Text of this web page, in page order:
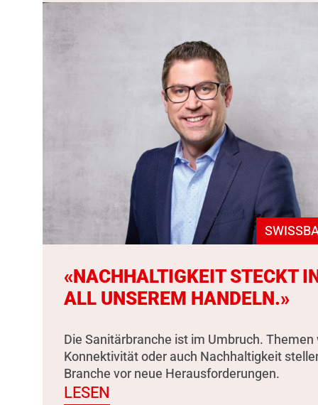
«NACHHALTIGKEIT STECKT
ALL UNSEREM HANDELN.»
Die Sanitärbranche ist im Umbruch. Themen
Konnektivität oder auch Nachhaltigkeit
Branche vor neue Herausforderungen.
LESEN